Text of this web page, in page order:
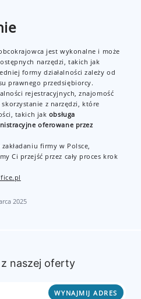
jest wykonalne i może
narzędzi, takich jak
formy działalności zależy od
prawnego przedsiębiorcy.
rejestracyjnych, znajomość
z narzędzi, które
takich jak obsługa
oferowane przez
firmy w Polsce,
Ci przejść przez cały proces krok
2025
naszej oferty